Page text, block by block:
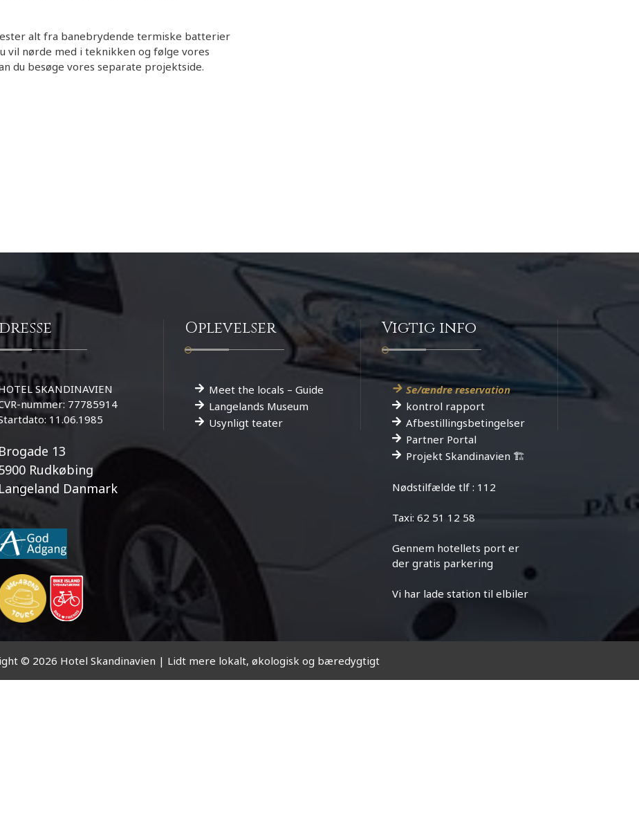
alt fra banebrydende termiske batterier
vil nørde med i teknikken og følge vores
du besøge vores separate projektside.
SKANDINAVIEN
nummer: 77785914
11.06.1985
Brogade 13
Rudkøbing
Langeland Danmark
Oplevelser
Meet the locals – Guide
Langelands Museum
Usynligt teater
Vigtig info
Se/ændre reservation
kontrol rapport
Afbestillingsbetingelser
Partner Portal
Projekt Skandinavien 🏗️
Nødstilfælde tlf : 112
Taxi: 62 51 12 58
Gennem hotellets port er
der gratis parkering
Vi har lade station til elbiler
© 2026 Hotel Skandinavien | Lidt mere lokalt, økologisk og bæredygtigt